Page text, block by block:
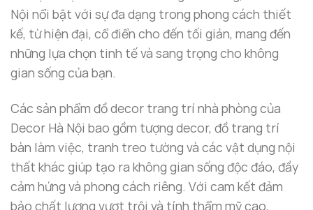
Nội nổi bật với sự đa dạng trong phong cách thiết
kế, từ hiện đại, cổ điển cho đến tối giản, mang đến
những lựa chọn tinh tế và sang trọng cho không
gian sống của bạn.
Các sản phẩm đồ decor trang trí nhà phòng của
Decor Hà Nội bao gồm tượng decor, đồ trang trí
bàn làm việc, tranh treo tường và các vật dụng nội
thất khác giúp tạo ra không gian sống độc đáo, đầy
cảm hứng và phong cách riêng. Với cam kết đảm
bảo chất lượng vượt trội và tính thẩm mỹ cao,